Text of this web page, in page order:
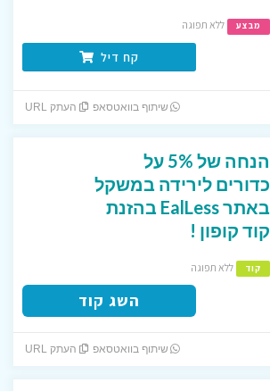
מבצע ללא תפוגה
קח דיל
שיתוף בוואטסאפ העתק URL
הנחה של 5% על
כדורים לירידה במשקל
באתר EalLess בהזנת
קוד קופון !
קוד ללא תפוגה
השג קוד
שיתוף בוואטסאפ העתק URL